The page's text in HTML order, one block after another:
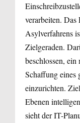
verarbeiten.
Asylverfahrens
Zielgeraden.
beschlossen,
Schaffung eines
einzurichten.
Ebenen
sieht der IT-